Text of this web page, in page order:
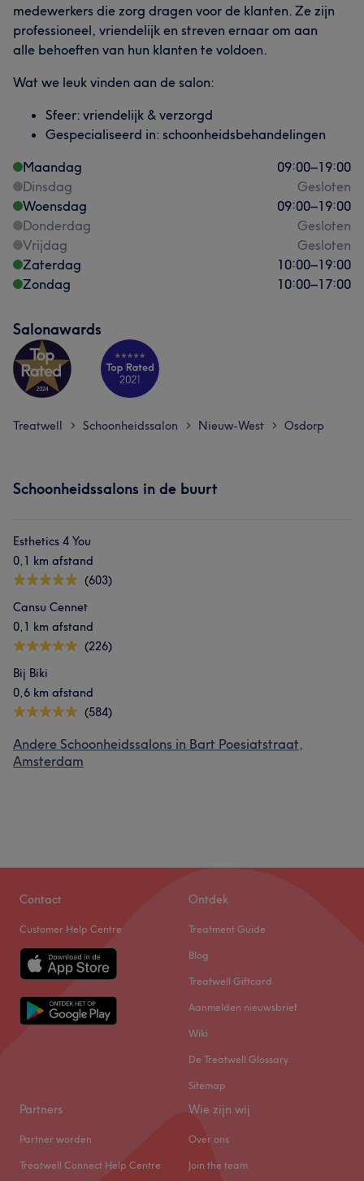
medewerkers die zorg dragen voor de klanten. Ze zijn
professioneel, vriendelijk en streven ernaar om aan
alle behoeften van hun klanten te voldoen.
Wat we leuk vinden aan de salon:
Sfeer: vriendelijk & verzorgd
Gespecialiseerd in: schoonheidsbehandelingen
Maandag
09:00–19:00
Dinsdag
Gesloten
Woensdag
09:00–19:00
Donderdag
Gesloten
Vrijdag
Gesloten
Zaterdag
10:00–19:00
Zondag
10:00–17:00
Salonawards
Treatwell > Schoonheidssalon > Nieuw-West > Osdorp
Schoonheidssalons in de buurt
Esthetics 4 You
0,1 km afstand
(603)
Cansu Cennet
0,1 km afstand
(226)
Bij Biki
0,6 km afstand
(584)
Andere Schoonheidssalons in Bart Poesiatstraat,
Amsterdam
Contact
Customer Help Centre
Ontdek
Treatment Guide
Blog
Treatwell Giftcard
Aanmelden nieuwsbrief
Wiki
De Treatwell Glossary
Sitemap
Partners
Partner worden
Treatwell Connect Help Centre
Wie zijn wij
Over ons
Join the team